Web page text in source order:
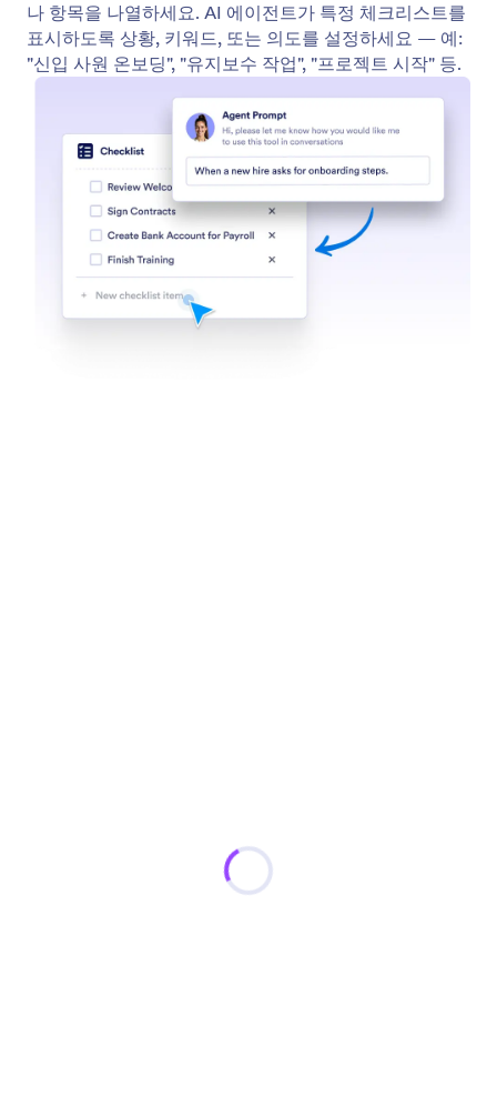
나 항목을 나열하세요. AI 에이전트가 특정 체크리스트를
표시하도록 상황, 키워드, 또는 의도를 설정하세요 — 예:
"신입 사원 온보딩", "유지보수 작업", "프로젝트 시작" 등.